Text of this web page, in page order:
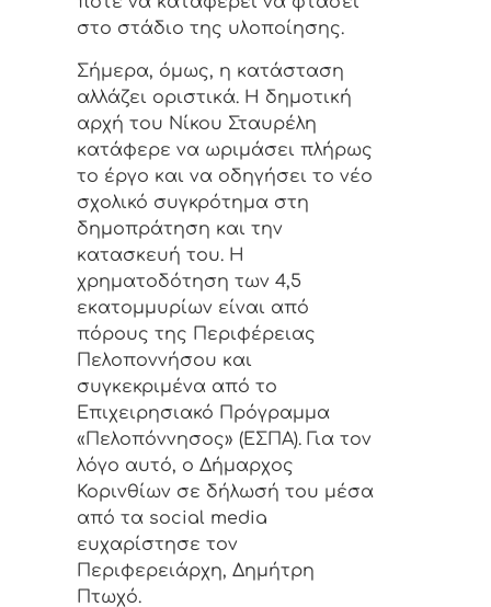
στο στάδιο της υλοποίησης.
Σήμερα, όμως, η κατάσταση
αλλάζει οριστικά. Η δημοτική
αρχή του Νίκου Σταυρέλη
κατάφερε να ωριμάσει πλήρως
το έργο και να οδηγήσει το νέο
σχολικό συγκρότημα στη
δημοπράτηση και την
κατασκευή του. Η
χρηματοδότηση των 4,5
εκατομμυρίων είναι από
πόρους της Περιφέρειας
Πελοποννήσου και
συγκεκριμένα από το
Επιχειρησιακό Πρόγραμμα
«Πελοπόννησος» (ΕΣΠΑ). Για τον
λόγο αυτό, ο Δήμαρχος
Κορινθίων σε δήλωσή του μέσα
από τα social media
ευχαρίστησε τον
Περιφερειάρχη, Δημήτρη
Πτωχό.